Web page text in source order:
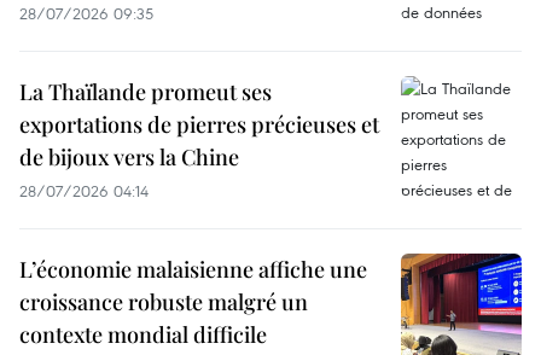
28/07/2026 09:35
La Thaïlande promeut ses
exportations de pierres précieuses et
de bijoux vers la Chine
28/07/2026 04:14
L’économie malaisienne affiche une
croissance robuste malgré un
contexte mondial difficile